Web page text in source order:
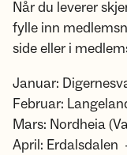
Når du leverer
fylle inn
side eller i
Januar:
Februar:
Mars: Nordheia
April: Erdalsdalen